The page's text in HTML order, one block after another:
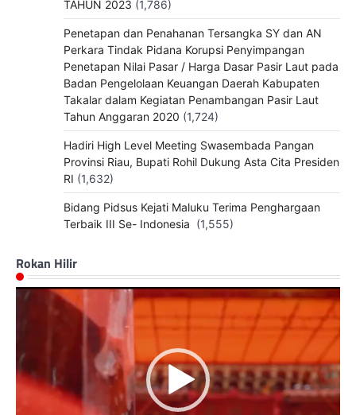
TAHUN 2023 (1,786)
Penetapan dan Penahanan Tersangka SY dan AN
Perkara Tindak Pidana Korupsi Penyimpangan
Penetapan Nilai Pasar / Harga Dasar Pasir Laut pada
Badan Pengelolaan Keuangan Daerah Kabupaten
Takalar dalam Kegiatan Penambangan Pasir Laut
Tahun Anggaran 2020 (1,724)
Hadiri High Level Meeting Swasembada Pangan
Provinsi Riau, Bupati Rohil Dukung Asta Cita Presiden
RI (1,632)
Bidang Pidsus Kejati Maluku Terima Penghargaan
Terbaik III Se- Indonesia (1,555)
Rokan Hilir
Pemutar